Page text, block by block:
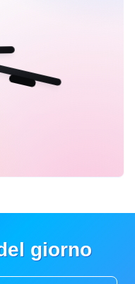
giorno